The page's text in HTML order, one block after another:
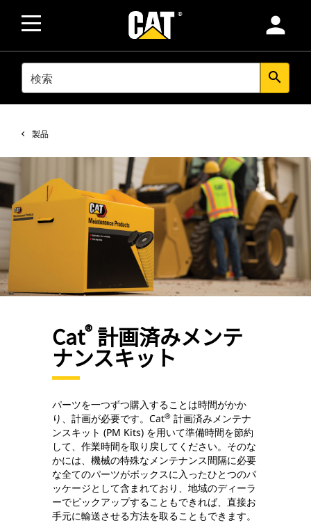
person
SEARCH search
製品
Cat® 計画済みメンテ
ナンスキット
パーツを一つずつ購入することは時間がかか
り、計画が必要です。Cat® 計画済みメンテナ
ンスキット (PM Kits) を用いて準備時間を節約
して、作業時間を取り戻してください。そのな
かには、機械の特殊なメンテナンス間隔に必要
な全てのパーツがボックスに入ったひとつのパ
ッケージとして含まれており、地域のディーラ
ーでピックアップすることもできれば、直接お
手元に輸送させる方法を取ることもできます。